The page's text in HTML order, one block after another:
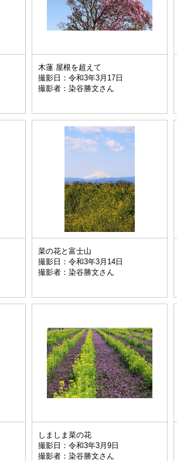
木蓮 屋根を超えて
撮影日：令和3年3月17日
撮影者：染谷勝文さん
菜の花と富士山
撮影日：令和3年3月14日
撮影者：染谷勝文さん
しましま菜の花
撮影日：令和3年3月9日
撮影者：染谷勝文さん